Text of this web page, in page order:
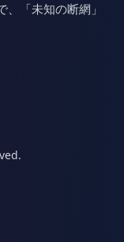
「未知の断網」